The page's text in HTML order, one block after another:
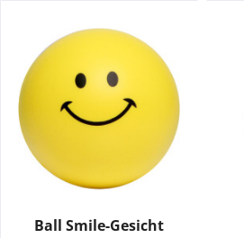
Ball Smile-Gesicht